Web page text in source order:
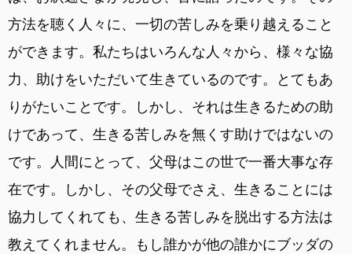
方法を聴く人々に、一切の苦しみを乗り越えること
ができます。私たちはいろんな人々から、様々な協
力、助けをいただいて生きているのです。とてもあ
りがたいことです。しかし、それは生きるための助
けであって、生きる苦しみを無くす助けではないの
です。人間にとって、父母はこの世で一番大事な存
在です。しかし、その父母でさえ、生きることには
協力してくれても、生きる苦しみを脱出する方法は
教えてくれません。もし誰かが他の誰かにブッダの